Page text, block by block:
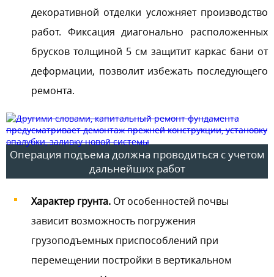
декоративной отделки усложняет производство
работ. Фиксация диагонально расположенных
брусков толщиной 5 см защитит каркас бани от
деформации, позволит избежать последующего
ремонта.
Операция подъема должна проводиться с учетом
дальнейших работ
Характер грунта. От особенностей почвы
зависит возможность погружения
грузоподъемных приспособлений при
перемещении постройки в вертикальном